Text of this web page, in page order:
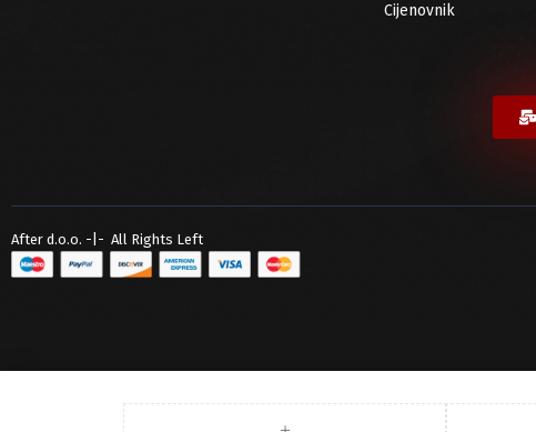
Cijenovnik
After d.o.o. -|- All Rights Left